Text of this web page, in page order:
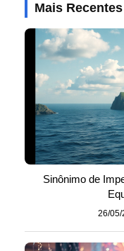
Mais Recentes
Sinônimo de
26/05/